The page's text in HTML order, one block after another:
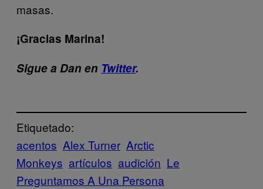
masas.
¡Gracias Marina!
Sigue a Dan en Twitter.
Etiquetado:
acentos Alex Turner Arctic
Monkeys artículos audición Le
Preguntamos A Una Persona